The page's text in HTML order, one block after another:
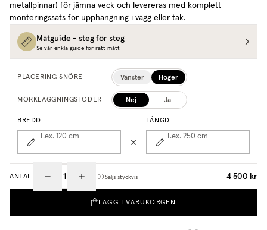
metallpinnar) för jämna veck och levereras med komplett
monteringssats för upphängning i vägg eller tak.
Mätguide - steg för steg
Se vår enkla guide för rätt mått
PLACERING SNÖRE Vänster Höger
MÖRKLÄGGNINGSFODER Nej Ja
BREDD
T.ex. 120 cm
LÄNGD
T.ex. 250 cm
ANTAL Säljs styckvis 4 500 kr
LÄGG I VARUKORGEN